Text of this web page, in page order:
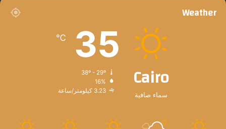
Weather
Cairo
سماء صافية
35
℃
16%
3.23 كيلومتر/ساعة